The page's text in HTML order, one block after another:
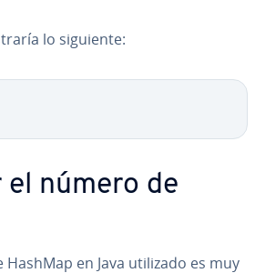
lo siguiente:
número de
en Java utilizado es muy